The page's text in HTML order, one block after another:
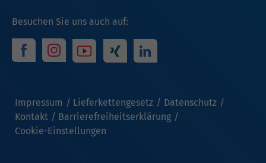
Besuchen Sie uns auch auf:
Impressum Lieferkettengesetz
Datenschutz
Kontakt
Barrierefreiheitserklärung
Cookie-Einstellungen